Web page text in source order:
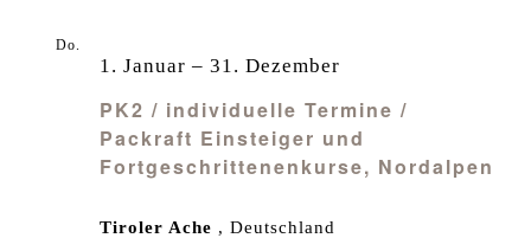
Do.
PK2 / individuelle Termine /
Packraft Einsteiger und
Fortgeschrittenenkurse, Nordalpen
1. Januar – 31. Dezember
Tiroler Ache , Deutschland